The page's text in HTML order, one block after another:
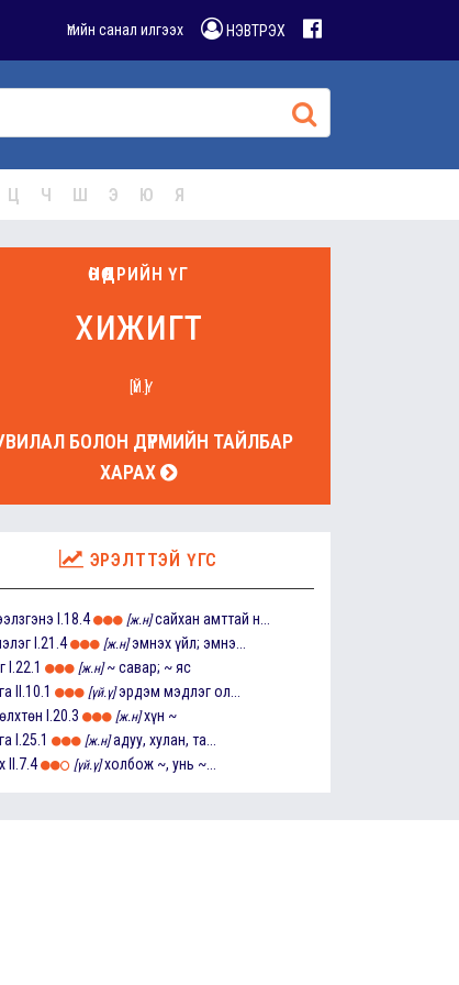
Үгийн санал илгээх НЭВТРЭХ
Ц Ч Ш Э Ю Я
ӨНӨӨДРИЙН ҮГ
хижигт
[ҮЙ.Ү]
БОЛОН ДҮРМИЙН ТАЙЛБАР
ХАРАХ
ЭРЭЛТТЭЙ ҮГС
I.18.4 [ж.н] сайхан амттай н...
I.21.4 [ж.н] эмнэх үйл; эмнэ...
I.22.1 [ж.н] ~ савар; ~ яс
II.10.1 [үй.ү] эрдэм мэдлэг ол...
I.20.3 [ж.н] хүн ~
I.25.1 [ж.н] адуу, хулан, та...
II.7.4 [үй.ү] холбож ~, унь ~...